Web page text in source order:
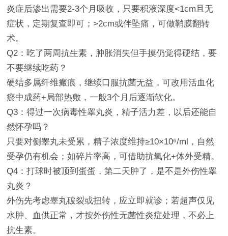
炎症后渗出需要2-3个月吸收，只要积液深度<1cm且无
症状，定期复查即可；>2cm或伴坠痛，可做鞘膜翻转
术。
Q2：吃了两周抗生素，肿胀消失但手摸仍觉得硬结，要
不要继续吃药？
硬结多属纤维瘢痕，继续口服抗菌无益，可改用活血化
瘀中成药+局部热敷，一般3个月后逐渐软化。
Q3：得过一次病毒性睾丸炎，精子活力差，以后还能自
然怀孕吗？
只要对侧睾丸未受累，精子浓度维持≥10×10⁶/ml，自然
受孕仍有机会；如碎片率高，可借助抗氧化+体外受精。
Q4：打球时被顶到蛋蛋，第二天肿了，是不是外伤性睾
丸炎？
外伤先考虑睾丸破裂或扭转，应立即就诊；若超声仅见
水肿、血供正常，才按外伤性无菌性炎症处理，不必上
抗生素。